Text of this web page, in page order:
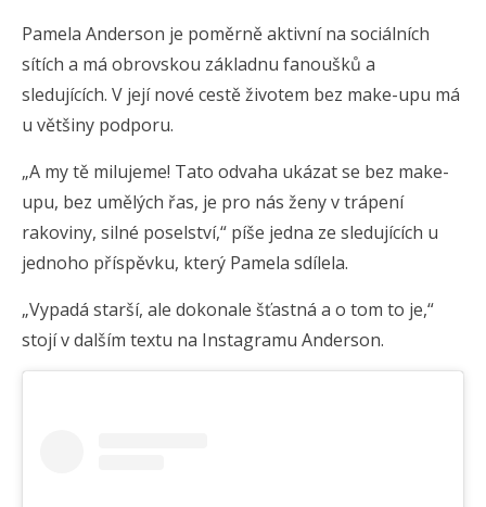
Pamela Anderson je poměrně aktivní na sociálních
sítích a má obrovskou základnu fanoušků a
sledujících. V její nové cestě životem bez make-upu má
u většiny podporu.
„A my tě milujeme! Tato odvaha ukázat se bez make-
upu, bez umělých řas, je pro nás ženy v trápení
rakoviny, silné poselství,“ píše jedna ze sledujících u
jednoho příspěvku, který Pamela sdílela.
„Vypadá starší, ale dokonale šťastná a o tom to je,“
stojí v dalším textu na Instagramu Anderson.